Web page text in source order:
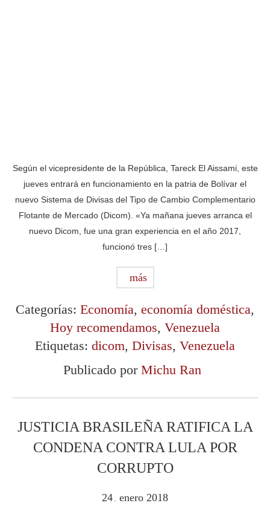
Según el vicepresidente de la República, Tareck El Aissami, este
jueves entrará en funcionamiento en la patria de Bolívar el
nuevo Sistema de Divisas del Tipo de Cambio Complementario
Flotante de Mercado (Dicom). «Ya mañana jueves arranca el
nuevo Dicom, fue una gran experiencia en el año 2017,
funcionó tres […]
más
Categorías: Economía, economía doméstica,
Hoy recomendamos, Venezuela
Etiquetas: dicom, Divisas, Venezuela
Publicado por Michu Ran
JUSTICIA BRASILEÑA RATIFICA LA
CONDENA CONTRA LULA POR
CORRUPTO
24 enero 2018